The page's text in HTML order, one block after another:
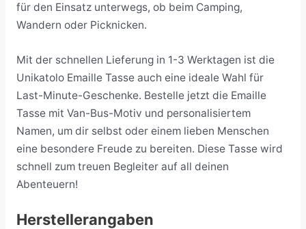
für den Einsatz unterwegs, ob beim Camping,
Wandern oder Picknicken.
Mit der schnellen Lieferung in 1-3 Werktagen ist die
Unikatolo Emaille Tasse auch eine ideale Wahl für
Last-Minute-Geschenke. Bestelle jetzt die Emaille
Tasse mit Van-Bus-Motiv und personalisiertem
Namen, um dir selbst oder einem lieben Menschen
eine besondere Freude zu bereiten. Diese Tasse wird
schnell zum treuen Begleiter auf all deinen
Abenteuern!
Herstellerangaben